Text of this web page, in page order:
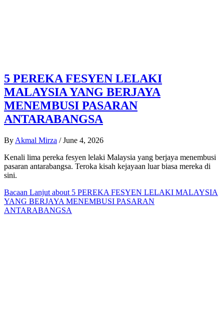
5 PEREKA FESYEN LELAKI
MALAYSIA YANG BERJAYA
MENEMBUSI PASARAN
ANTARABANGSA
By Akmal Mirza / June 4, 2026
Kenali lima pereka fesyen lelaki Malaysia yang berjaya menembusi
pasaran antarabangsa. Teroka kisah kejayaan luar biasa mereka di
sini.
Bacaan Lanjut about 5 PEREKA FESYEN LELAKI MALAYSIA
YANG BERJAYA MENEMBUSI PASARAN
ANTARABANGSA